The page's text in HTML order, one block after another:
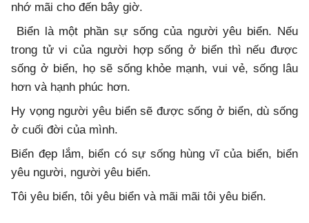
nhớ mãi cho đến bây giờ.
Biển là một phần sự sống của người yêu biển. Nếu
trong tử vi của người hợp sống ở biển thì nếu được
sống ở biển, họ sẽ sống khỏe mạnh, vui vẻ, sống lâu
hơn và hạnh phúc hơn.
Hy vọng người yêu biển sẽ được sống ở biển, dù sống
ở cuối đời của mình.
Biển đẹp lắm, biển có sự sống hùng vĩ của biển, biển
yêu người, người yêu biển.
Tôi yêu biển, tôi yêu biển và mãi mãi tôi yêu biển.